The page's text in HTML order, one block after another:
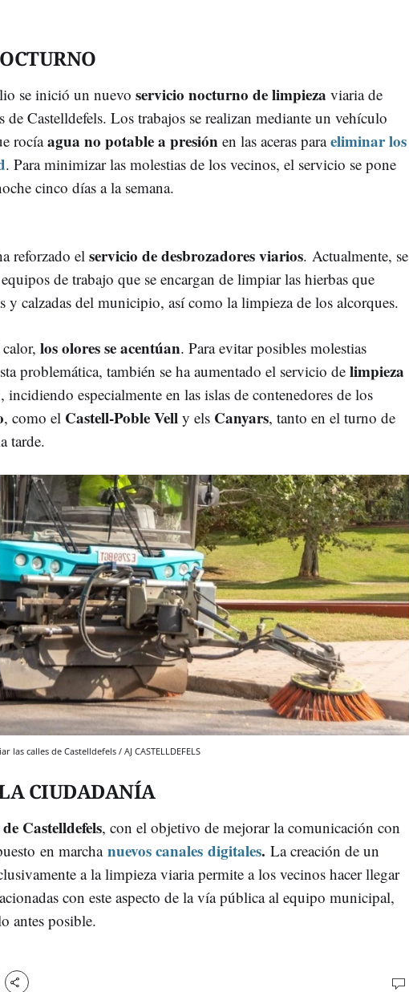
se inició un nuevo servicio nocturno de limpieza viaria de
de Castelldefels. Los trabajos se realizan mediante un vehículo
rocíaagua no potable a presión en las aceras paraeliminar los
. Para minimizar las molestias de los vecinos, el servicio se pone
cinco días a la semana.
reforzado el servicio de desbrozadores viarios. Actualmente, se
de trabajo que se encargan de limpiar las hierbas que
y calzadas del municipio, así como la limpieza de los alcorques.
los olores se acentúan. Para evitar posibles molestias
problemática, también se ha aumentado el servicio de limpieza
, incidiendo especialmente en las islas de contenedores de los
, como el Castell-Poble Vell y els Canyars, tanto en el turno de
tarde.
las calles de Castelldefels / AJ CASTELLDEFELS
CIUDADANÍA
Castelldefels, con el objetivo de mejorar la comunicación con
en marcha nuevos canales digitales. La creación de un
a la limpieza viaria permite a los vecinos hacer llegar
con este aspecto de la vía pública al equipo municipal,
antes posible.